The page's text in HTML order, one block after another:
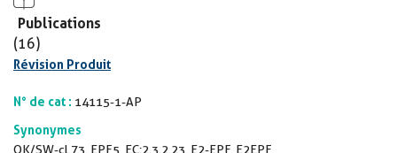
Publications
(16)
Révision Produit
N° de cat : 14115-1-AP
Synonymes
OK/SW-cl.73, EPF5, EC:2.3.2.23, E2-EPF, E2EPF